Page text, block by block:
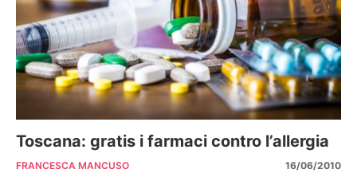
Toscana: gratis i farmaci contro l’allergia
FRANCESCA MANCUSO 16/06/2010